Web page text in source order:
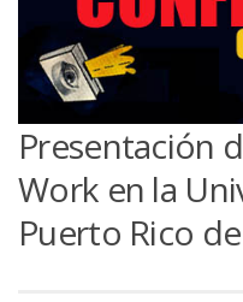
Presentación
Work en la
Puerto Rico